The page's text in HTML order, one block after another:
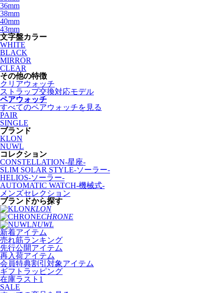
36mm
38mm
40mm
43mm
文字盤カラー
WHITE
BLACK
MIRROR
CLEAR
その他の特徴
クリアウォッチ
ストラップ交換対応モデル
ペアウォッチ
すべてのペアウォッチを見る
PAIR
SINGLE
ブランド
KLON
NUWL
コレクション
CONSTELLATION-星座-
SLIM SOLAR STYLE-ソーラー-
HELIOS-ソーラー-
AUTOMATIC WATCH-機械式-
メンズセレクション
ブランドから探す
KLON
CHRONE
NUWL
新着アイテム
売れ筋ランキング
先行公開アイテム
再入荷アイテム
会員特典割引対象アイテム
ギフトラッピング
在庫ラスト1
SALE